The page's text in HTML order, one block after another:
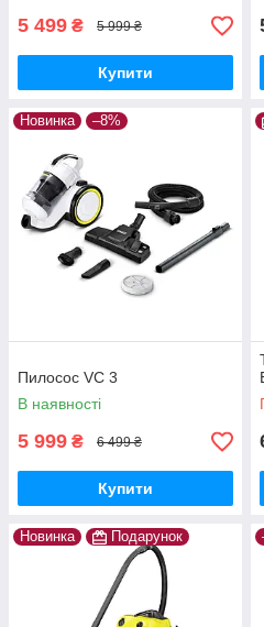
5 499 ₴ 5 999 ₴
Купити
Новинка –8%
Пилосос VC 3
В наявності
5 999 ₴ 6 499 ₴
Купити
Новинка Подарунок